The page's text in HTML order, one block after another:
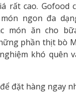
rất cao. Gofood
ngon đa
món ăn cho
phần thịt bò
khó quên
đặt hàng ngay